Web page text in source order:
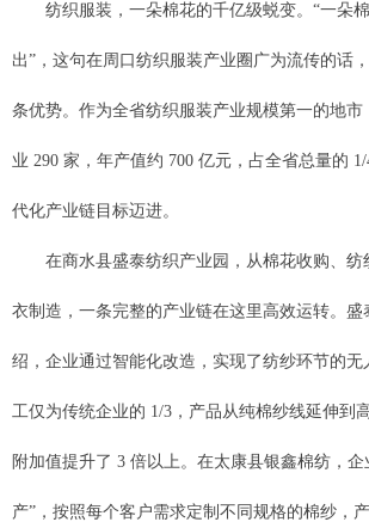
纺织服装，一朵棉花的千亿级蜕变。“一朵棉
出”，这句在周口纺织服装产业圈广为流传的话
条优势。作为全省纺织服装产业规模第一的地市
业 290 家，年产值约 700 亿元，占全省总量的
代化产业链目标迈进。
在商水县盛泰纺织产业园，从棉花收购、纺
衣制造，一条完整的产业链在这里高效运转。盛
绍，企业通过智能化改造，实现了纺纱环节的无
工仅为传统企业的 1/3，产品从纯棉纱线延伸到
附加值提升了 3 倍以上。在太康县银鑫棉纺，企
产”，按照每个客户需求定制不同规格的棉纱，